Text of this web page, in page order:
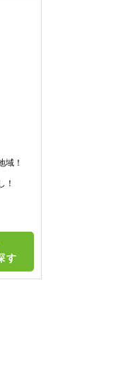
域！
！
す